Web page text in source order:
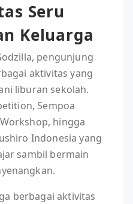
Seru
Keluarga
pengunjung
aktivitas yang
liburan sekolah.
Sempoa
hingga
Indonesia yang
sambil bermain
berbagai aktivitas